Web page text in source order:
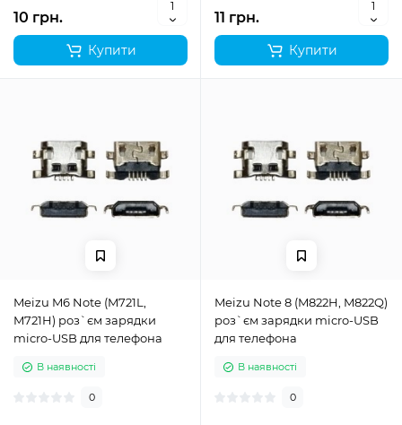
10 грн.
Купити
11 грн.
Купити
Meizu M6 Note (M721L,
M721H) роз`єм зарядки
micro-USB для телефона
В наявності
0
Meizu Note 8 (M822H, M822Q)
роз`єм зарядки micro-USB
для телефона
В наявності
0